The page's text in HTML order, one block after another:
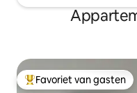
Topfavoriet van gasten
Favoriet van gasten